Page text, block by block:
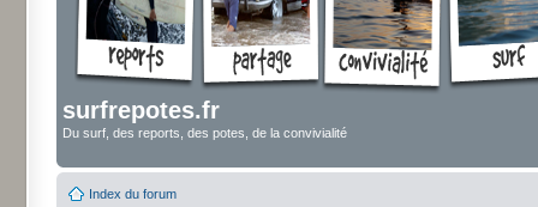
surfrepotes.fr
Du surf, des reports, des potes, de la convivialité
Index du forum